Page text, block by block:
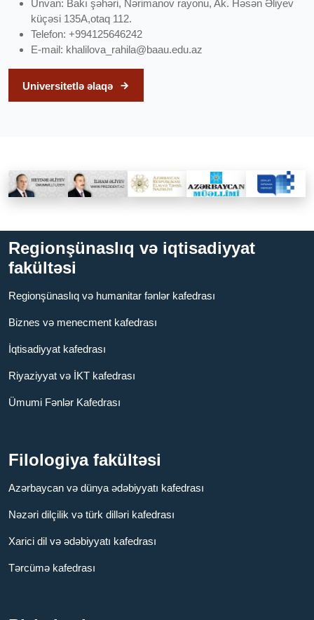
Ünvan: Bakı şəhəri, Nərimanov rayonu, Ak. Həsən Əliyev
küçəsi 135A,otaq 112.
Telefon: +994125646242
E-mail: khalilova_rahila@baau.edu.az
Universitetlə əlaqə
Regionşünaslıq və iqtisadiyyat
fakültəsi
Regionşünaslıq və humanitar fənlər kafedrası
Biznes və menecment kafedrası
İqtisadiyyat kafedrası
Riyaziyyat və İKT kafedrası
Ümumi Fənlər Kafedrası
Filologiya fakültəsi
Azərbaycan və dünya ədəbiyyatı kafedrası
Nəzəri dilçilik və türk dilləri kafedrası
Xarici dil və ədəbiyyatı kafedrası
Tərcümə kafedrası